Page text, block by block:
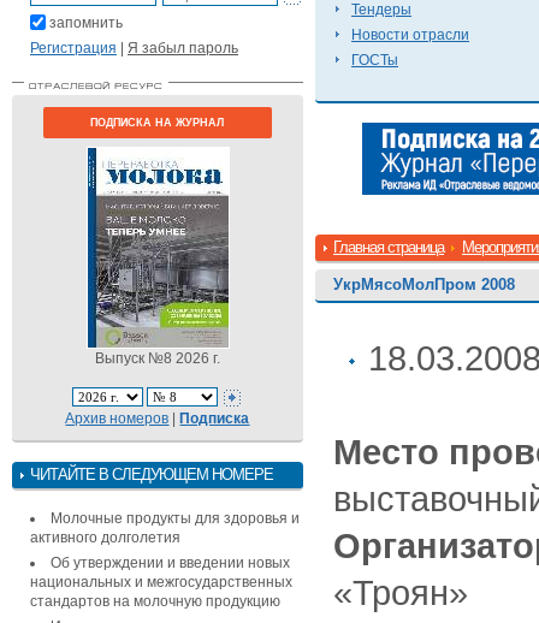
запомнить
Регистрация | Я забыл пароль
ПОДПИСКА НА ЖУРНАЛ
Выпуск №8 2026 г.
Архив номеров |Подписка
ЧИТАЙТЕ В СЛЕДУЮЩЕМ НОМЕРЕ
Молочные продукты для здоровья и
активного долголетия
Об утверждении и введении новых
национальных и межгосударственных
стандартов на молочную продукцию
Тендеры
Новости отрасли
ГОСТы
Главная страница
УкрМясоМолПром 2008
Место
«Троян»